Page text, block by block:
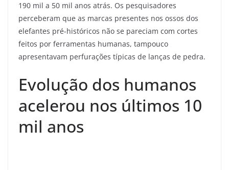
190 mil a 50 mil anos atrás. Os pesquisadores
perceberam que as marcas presentes nos ossos dos
elefantes pré-históricos não se pareciam com cortes
feitos por ferramentas humanas, tampouco
apresentavam perfurações típicas de lanças de pedra.
Evolução dos humanos
acelerou nos últimos 10
mil anos